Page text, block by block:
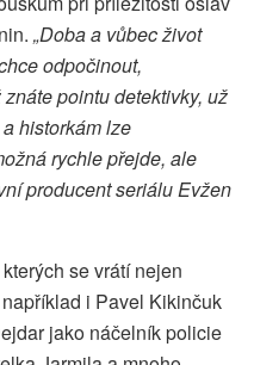
„Doba a vůbec život
odpočinout,
pointu detektivky, už
historkám lze
rychle přejde, ale
producent seriálu Evžen
se vrátí nejen
i Pavel Kikinčuk
jako náčelník policie